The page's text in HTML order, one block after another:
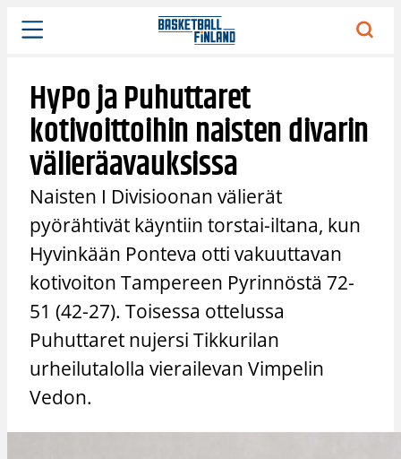
Siirry
sisältöön
HyPo ja Puhuttaret
kotivoittoihin naisten divarin
välieräavauksissa
Naisten I Divisioonan välierät
pyörähtivät käyntiin torstai-iltana, kun
Hyvinkään Ponteva otti vakuuttavan
kotivoiton Tampereen Pyrinnöstä 72-
51 (42-27). Toisessa ottelussa
Puhuttaret nujersi Tikkurilan
urheilutalolla vierailevan Vimpelin
Vedon.